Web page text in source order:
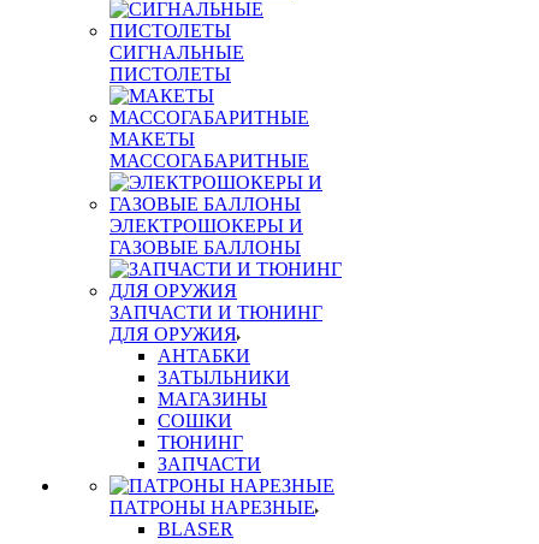
СИГНАЛЬНЫЕ
ПИСТОЛЕТЫ
МАКЕТЫ
МАССОГАБАРИТНЫЕ
ЭЛЕКТРОШОКЕРЫ И
ГАЗОВЫЕ БАЛЛОНЫ
ЗАПЧАСТИ И ТЮНИНГ
ДЛЯ ОРУЖИЯ
АНТАБКИ
ЗАТЫЛЬНИКИ
МАГАЗИНЫ
СОШКИ
ТЮНИНГ
ЗАПЧАСТИ
ПАТРОНЫ НАРЕЗНЫЕ
BLASER